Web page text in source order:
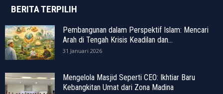
BERITA TERPILIH
Pembangunan dalam Perspektif Islam: Mencari
Arah di Tengah Krisis Keadilan dan...
31 Januari 2026
Mengelola Masjid Seperti CEO: Ikhtiar Baru
Kebangkitan Umat dari Zona Madina